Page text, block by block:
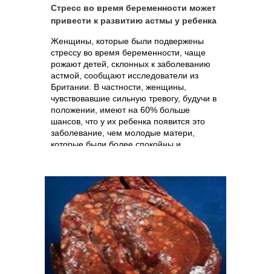
Стресс во время беременности может
привести к развитию астмы у ребенка
Женщины, которые были подвержены
стрессу во время беременности, чаще
рожают детей, склонных к заболеванию
астмой, сообщают исследователи из
Британии. В частности, женщины,
чувствовавшие сильную тревогу, будучи в
положении, имеют на 60% больше
шансов, что у их ребенка появится это
заболевание, чем молодые матери,
которые были более спокойны и